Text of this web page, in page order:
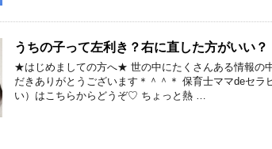
うちの子って左利き？右に直した方がいい？
★はじめましての方へ★ 世の中にたくさんある情報の
だきありがとうございます＊＾＾＊ 保育士ママdeセラ
い）はこちらからどうぞ♡ ちょっと熱 …